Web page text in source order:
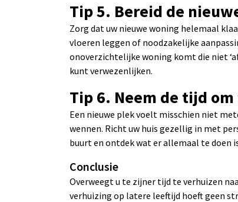
Tip 5. Bereid de
Zorg dat uw nieuwe woning helemaal
vloeren leggen of noodzakelijke
onoverzichtelijke woning komt die niet
kunt verwezenlijken.
Tip 6. Neem de tijd
Een nieuwe plek voelt misschien niet
wennen. Richt uw huis gezellig in met
buurt en ontdek wat er allemaal te doen
Conclusie
Overweegt u te zijner tijd te verhuizen
verhuizing op latere leeftijd hoeft geen